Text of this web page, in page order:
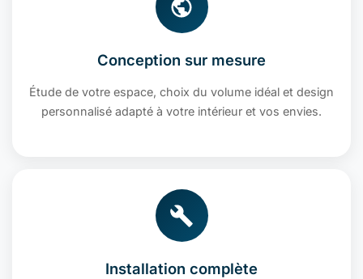
Conception sur mesure
Étude de votre espace, choix du volume idéal et design
personnalisé adapté à votre intérieur et vos envies.
Installation complète